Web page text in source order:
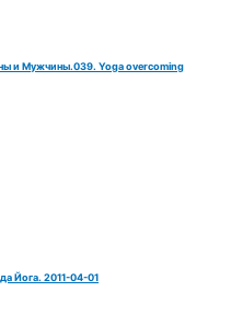
и Мужчины.039. Yoga overcoming
Йога. 2011-04-01